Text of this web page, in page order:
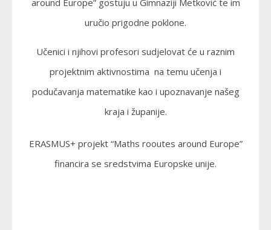
around Europe” gostuju u Gimnaziji Metković te im
uručio prigodne poklone.
Učenici i njihovi profesori sudjelovat će u raznim
projektnim aktivnostima na temu učenja i
podučavanja matematike kao i upoznavanje našeg
kraja i županije.
ERASMUS+ projekt “Maths rooutes around Europe”
financira se sredstvima Europske unije.